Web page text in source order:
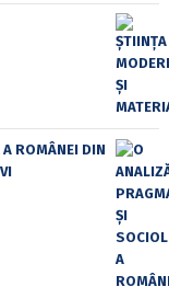
ROMÂNEI DIN